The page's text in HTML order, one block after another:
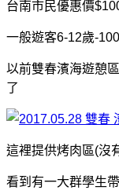
台南市民優惠價
一般遊客6-12歲-
以前雙春濱海遊憩
了
這裡提供烤肉區(沒
看到有一大群學生